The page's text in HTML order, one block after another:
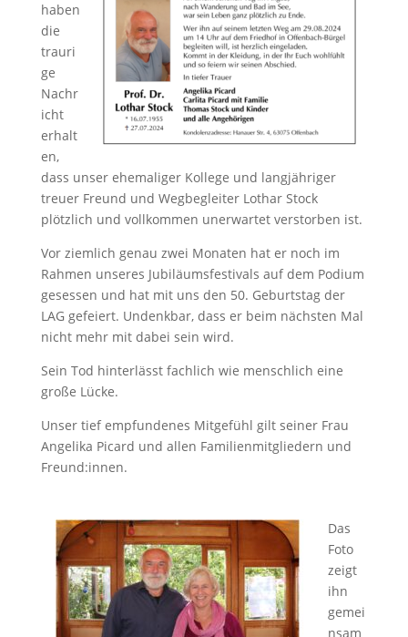
haben
die
trauri
ge
Nachr
icht
erhalt
en,
dass unser ehemaliger Kollege und langjähriger
treuer Freund und Wegbegleiter Lothar Stock
plötzlich und vollkommen unerwartet verstorben ist.
Vor ziemlich genau zwei Monaten hat er noch im
Rahmen unseres Jubiläumsfestivals auf dem Podium
gesessen und hat mit uns den 50. Geburtstag der
LAG gefeiert. Undenkbar, dass er beim nächsten Mal
nicht mehr mit dabei sein wird.
Sein Tod hinterlässt fachlich wie menschlich eine
große Lücke.
Unser tief empfundenes Mitgefühl gilt seiner Frau
Angelika Picard und allen Familienmitgliedern und
Freund:innen.
Das
Foto
zeigt
ihn
gemei
nsam